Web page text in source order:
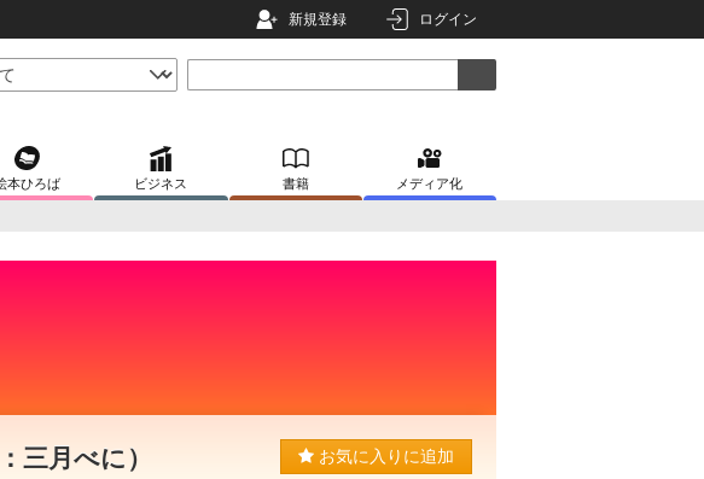
新規登録 ログイン
本ひろば ビジネス 書籍 メディア化
三月べに） お気に入りに追加